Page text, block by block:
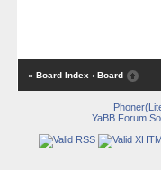
« Board Index ‹ Board
YaBB Forum